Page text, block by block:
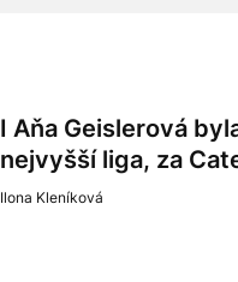
I Aňa Geislerová
nejvyšší liga, za
Ilona Kleníková